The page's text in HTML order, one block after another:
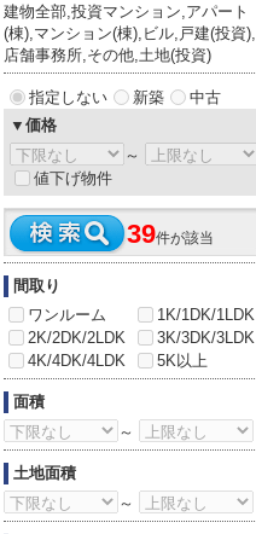
建物全部,投資マンション,アパート
(棟),マンション(棟),ビル,戸建(投資),
店舗事務所,その他,土地(投資)
指定しない 新築
中古
▼価格
～
値下げ物件
39件が該当
間取り
ワンルーム
1K/1DK/1LDK
2K/2DK/2LDK
3K/3DK/3LDK
4K/4DK/4LDK
5K以上
面積
～
土地面積
～